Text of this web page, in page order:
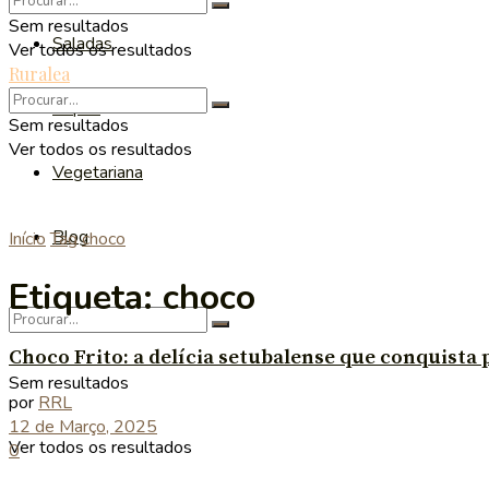
Saladas
Sopas
Vegetariana
Blog
Sem resultados
Ver todos os resultados
Sem resultados
Ver todos os resultados
Ruralea
Sem resultados
Ver todos os resultados
Início Tagchoco
Etiqueta:choco
Choco Frito: a delícia setubalense que conquista
por RRL
12 de Março, 2025
0